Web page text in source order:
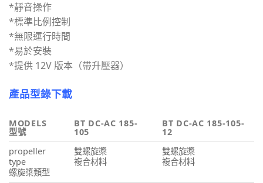
*靜音操作
*標準比例控制
*無限運行時間
*易於安裝
*提供 12V 版本（帶升壓器）
產品型錄下載
MODELS
型號
BT DC-AC 185-
105
BT DC-AC 185-105-
12
propeller
type
螺旋槳類型
雙螺旋槳
複合材料
雙螺旋槳
複合材料